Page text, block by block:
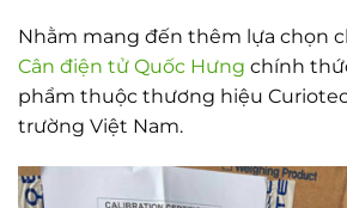
Nhằm mang đến thêm lựa chọn
Cân điện tử Quốc Hưng chính
phẩm thuộc thương hiệu
trường Việt Nam.